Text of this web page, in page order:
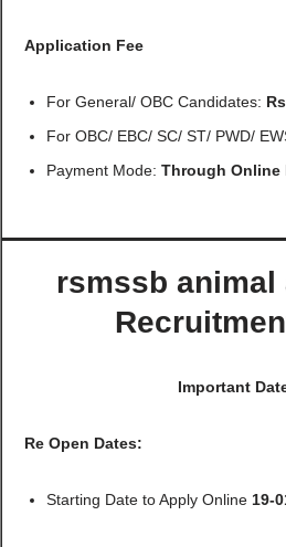
Application Fee
For General/ OBC Candidates:
For OBC/ EBC/ SC/ ST/ PWD/
Payment Mode: Through Online
rsmssb animal
Important
Re Open Dates:
Starting Date to Apply Online 19-